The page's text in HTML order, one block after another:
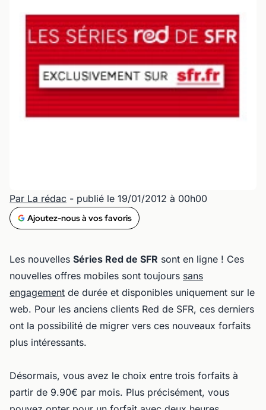
Par La rédac - publié le 19/01/2012 à 00h00
Ajoutez-nous à vos favoris
Les nouvelles Séries Red de SFR sont en ligne ! Ces
nouvelles offres mobiles sont toujours sans
engagement de durée et disponibles uniquement sur le
web. Pour les anciens clients Red de SFR, ces derniers
ont la possibilité de migrer vers ces nouveaux forfaits
plus intéressants.
Désormais, vous avez le choix entre trois forfaits à
partir de 9.90€ par mois. Plus précisément, vous